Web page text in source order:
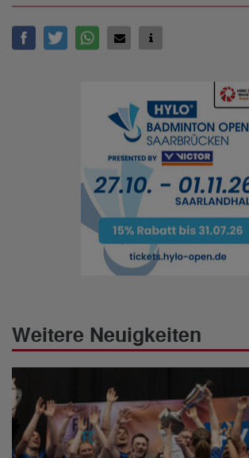
Weitere Neuigkeiten